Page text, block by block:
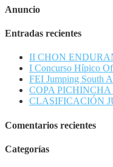
Anuncio
Entradas recientes
II CHON
I Concurso Hípico
FEI Jumping South
COPA
CLASIFICACIÓN
Comentarios recientes
Categorías